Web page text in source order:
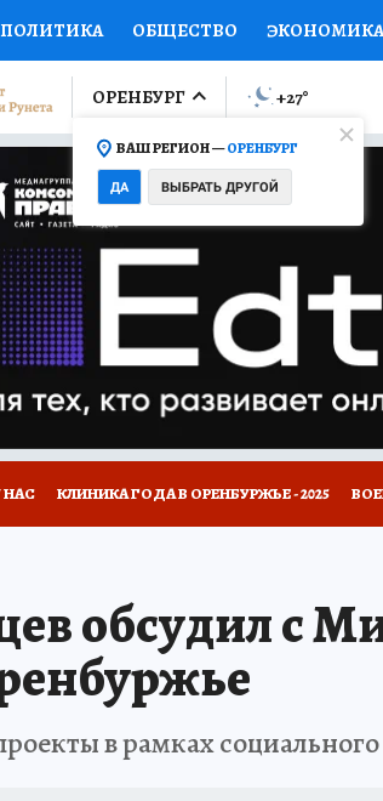
ПОЛИТИКА ОБЩЕСТВО ЭКОНОМИКА
КОЛУМНИСТЫ ПРОИСШЕСТВИЯ
ОТКРЫВАЕМ МИР Я ЗНАЮ
ПРОМОКОДЫ СЕРИАЛЫ
КОЛЛЕКЦИИ КОНКУРСЫ
НА САЙТЕ
ОРЕНБУРГ
ВАШ РЕГИОН —ОРЕНБУРГ
ДА ВЫБРАТЬ ДРУГОЙ
+27°
НАС КЛИНИКА ГОДА В ОРЕНБУРЖЬЕ - 2025
обсудил с
в рамках